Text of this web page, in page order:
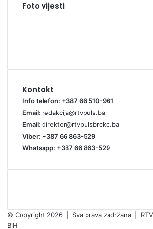
Foto vijesti
Kontakt
Info telefon: +387 66 510-961
Email: redakcija@rtvpuls.ba
Email: direktor@rtvpulsbrcko.ba
Viber: +387 66 863-529
Whatsapp: +387 66 863-529
© Copyright 2026 | Sva prava zadržana |
BiH